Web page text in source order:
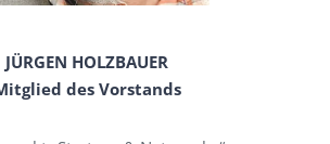
JÜRGEN HOLZBAUER
des Vorstands